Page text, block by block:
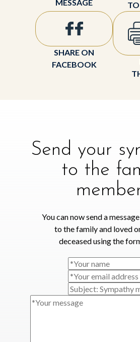
MESSAGE
SHARE ON
FACEBOOK
Send your
to the
You can now send a
to the family and loved
deceased using the